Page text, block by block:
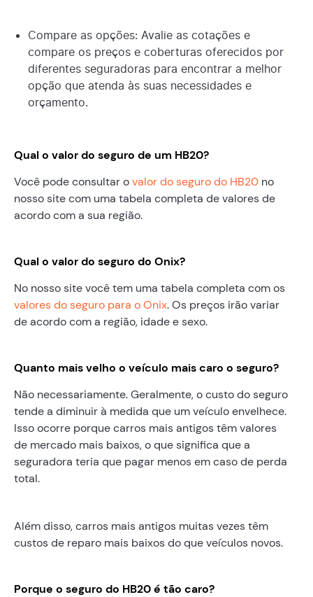
Compare as opções: Avalie as cotações e
compare os preços e coberturas oferecidos por
diferentes seguradoras para encontrar a melhor
opção que atenda às suas necessidades e
orçamento.
Qual o valor do seguro de um HB20?
Você pode consultar ovalor do seguro do HB20 no
nosso site com uma tabela completa de valores de
acordo com a sua região.
Qual o valor do seguro do Onix?
No nosso site você tem uma tabela completa com os
valores do seguro para o Onix. Os preços irão variar
de acordo com a região, idade e sexo.
Quanto mais velho o veículo mais caro o seguro?
Não necessariamente. Geralmente, o custo do seguro
tende a diminuir à medida que um veículo envelhece.
Isso ocorre porque carros mais antigos têm valores
de mercado mais baixos, o que significa que a
seguradora teria que pagar menos em caso de perda
total.
Além disso, carros mais antigos muitas vezes têm
custos de reparo mais baixos do que veículos novos.
Porque o seguro do HB20 é tão caro?